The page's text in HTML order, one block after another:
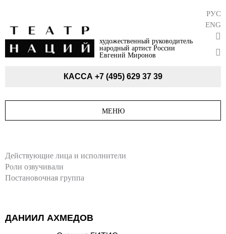
художественный руководитель
народный артист России
Евгений Миронов
РУС
ENG
КАССА +7 (495) 629 37 39
МЕНЮ
Действующие лица и исполнители
Роли озвучивали
Постановочная группа
ДАНИИЛ АХМЕДОВ